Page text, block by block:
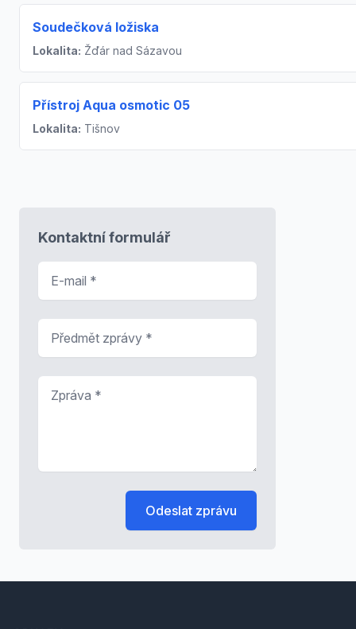
Soudečková ložiska
Lokalita: Žďár nad Sázavou
Přístroj Aqua osmotic 05
Lokalita: Tišnov
Kontaktní formulář
Odeslat zprávu